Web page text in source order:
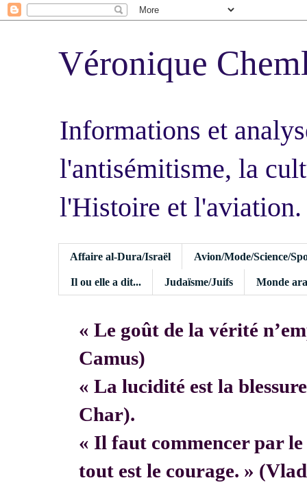
Véronique
Informations et
l'antisémitisme, la
l'Histoire et l'aviation.
Affaire al-Dura/Israël Avion/Mode/Science/
Il ou elle a dit... Judaïsme/Juifs Monde
« Le goût de la vérité
Camus)
« La lucidité est la
Char).
« Il faut commencer par le
tout est le courage. »